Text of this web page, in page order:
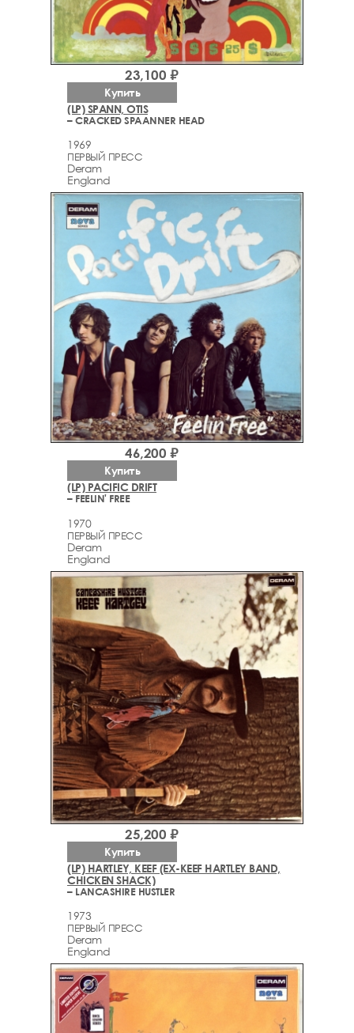
(LP) SPANN, OTIS
– CRACKED SPAANNER HEAD
1969
ПЕРВЫЙ ПРЕСС
Deram
England
23,100 ₽
Купить
(LP) PACIFIC DRIFT
– FEELIN' FREE
1970
ПЕРВЫЙ ПРЕСС
Deram
England
46,200 ₽
Купить
(LP) HARTLEY, KEEF (EX-KEEF HARTLEY BAND,
CHICKEN SHACK)
– LANCASHIRE HUSTLER
1973
ПЕРВЫЙ ПРЕСС
Deram
England
25,200 ₽
Купить